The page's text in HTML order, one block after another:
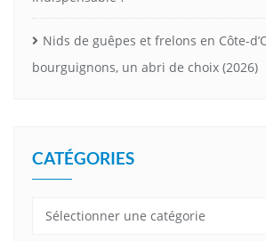
Nids de guêpes et frelons en Côte-
bourguignons, un abri de choix (2026)
CATÉGORIES
Catégories